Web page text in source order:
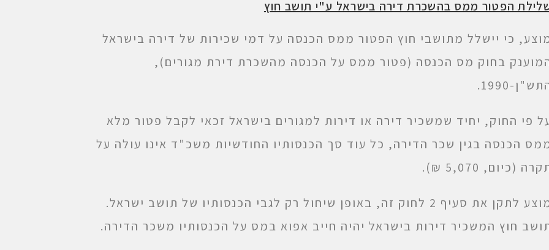
הפטור ממס בהשכרת דירה בישראל ע"י תושב חוץ
כי יישלל מתושבי חוץ הפטור ממס הכנסה על דמי שכירות של דירה בישראל
בחוק מס הכנסה (פטור ממס על הכנסה מהשכרת דירת מגורים),
1990.
פי החוק, יחיד שמשכיר דירה או דירות למגורים בישראל זכאי לקבל פטור מלא
הכנסה בגין שכר הדירה, כל עוד סך הכנסותיו החודשיות משכ"ד אינו עולה על
(כיום, 5,070 ₪).
מוצע לתקן את סעיף 2 לחוק זה, באופן שיחול רק לגבי הכנסותיו של תושב ישראל.
חוץ המשכיר דירות בישראל יהיה חייב אפוא במס על הכנסותיו משכר הדירה.